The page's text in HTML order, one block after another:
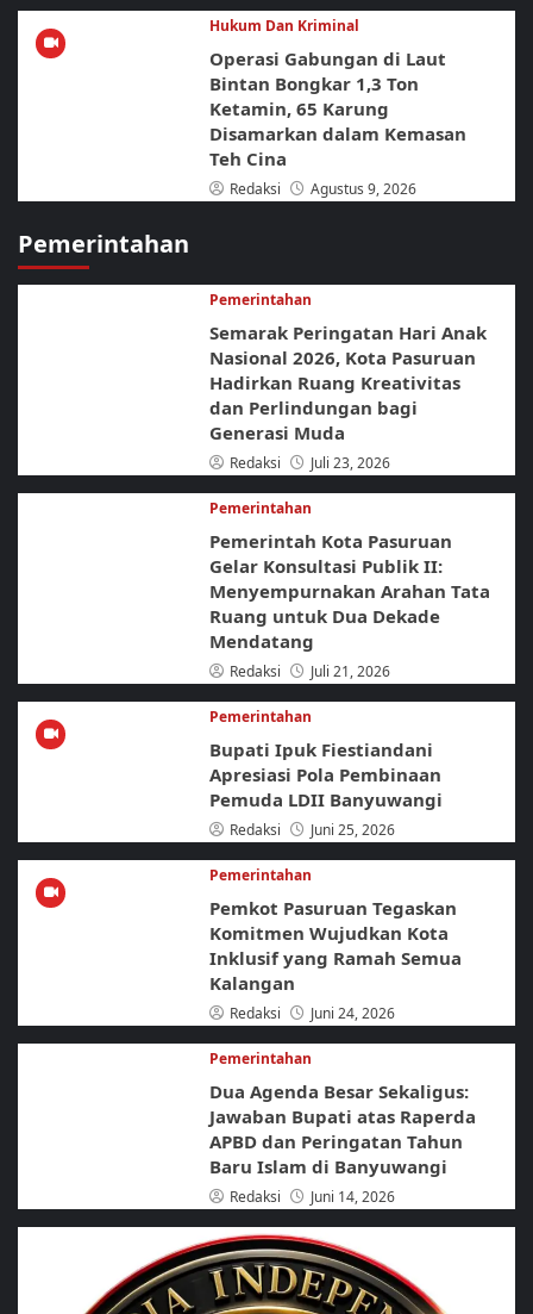
Hukum Dan Kriminal
Operasi Gabungan di Laut
Bintan Bongkar 1,3 Ton
Ketamin, 65 Karung
Disamarkan dalam Kemasan
Teh Cina
Redaksi Agustus 9, 2026
Pemerintahan
Pemerintahan
Semarak Peringatan Hari Anak
Nasional 2026, Kota Pasuruan
Hadirkan Ruang Kreativitas
dan Perlindungan bagi
Generasi Muda
Redaksi Juli 23, 2026
Pemerintahan
Pemerintah Kota Pasuruan
Gelar Konsultasi Publik II:
Menyempurnakan Arahan Tata
Ruang untuk Dua Dekade
Mendatang
Redaksi Juli 21, 2026
Pemerintahan
Bupati Ipuk Fiestiandani
Apresiasi Pola Pembinaan
Pemuda LDII Banyuwangi
Redaksi Juni 25, 2026
Pemerintahan
Pemkot Pasuruan Tegaskan
Komitmen Wujudkan Kota
Inklusif yang Ramah Semua
Kalangan
Redaksi Juni 24, 2026
Pemerintahan
Dua Agenda Besar Sekaligus:
Jawaban Bupati atas Raperda
APBD dan Peringatan Tahun
Baru Islam di Banyuwangi
Redaksi Juni 14, 2026